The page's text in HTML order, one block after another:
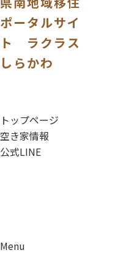
ポータルサイ
ト ラクラス
しらかわ
トップページ
空き家情報
公式LINE
Menu